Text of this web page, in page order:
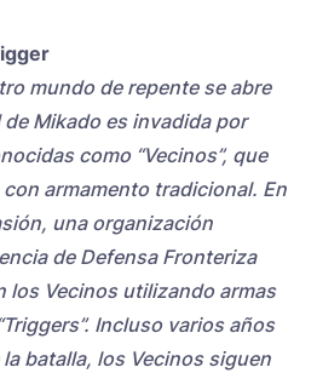
mundo de repente se abre
Mikado es invadida por
como “Vecinos”, que
armamento tradicional. En
una organización
de Defensa Fronteriza
los Vecinos utilizando armas
Incluso varios años
batalla, los Vecinos siguen